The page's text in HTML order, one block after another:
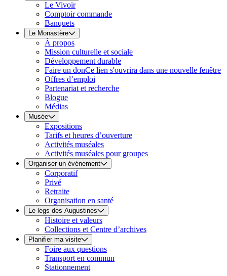
Le Vivoir
Comptoir commande
Banquets
Le Monastère
À propos
Mission culturelle et sociale
Développement durable
Faire un donCe lien s'ouvrira dans une nouvelle fenêtre
Offres d’emploi
Partenariat et recherche
Blogue
Médias
Musée
Expositions
Tarifs et heures d’ouverture
Activités muséales
Activités muséales pour groupes
Organiser un événement
Corporatif
Privé
Retraite
Organisation en santé
Le legs des Augustines
Histoire et valeurs
Collections et Centre d’archives
Planifier ma visite
Foire aux questions
Transport en commun
Stationnement